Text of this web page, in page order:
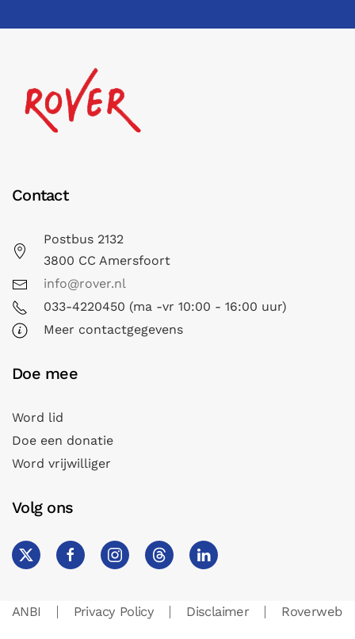
Contact
Postbus 2132
3800 CC Amersfoort
info@rover.nl
033-4220450 (ma -vr 10:00 - 16:00 uur)
Meer contactgegevens
Doe mee
Word lid
Doe een donatie
Word vrijwilliger
Volg ons
ANBI Privacy Policy Disclaimer Roverweb